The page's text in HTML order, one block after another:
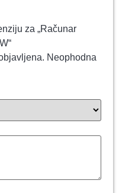
za „Računar
Neophodna